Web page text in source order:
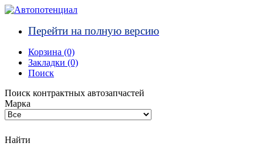
Перейти на полную версию
Корзина (0)‎
Закладки (0)
Поиск
Поиск контрактных автозапчастей
Марка
Найти